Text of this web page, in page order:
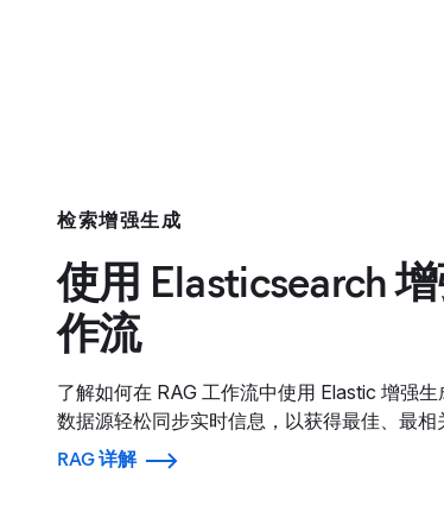
检索增强生成
使用 Elasticsearch
作流
了解如何在 RAG 工作流中使用 Elastic 增强
数据源轻松同步实时信息，以获得最佳、最相
RAG 详解